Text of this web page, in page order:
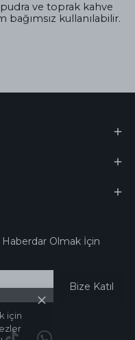
için
ve toprak kahve
kullanılabilir.
Olmak İçin
Bize Katıl